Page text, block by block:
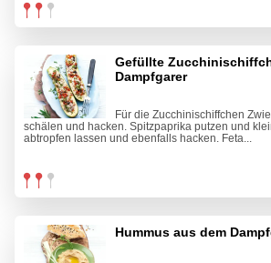
Gefüllte
Dampfgarer
Für die Zucchinischiffchen
schälen und hacken. Spitzpaprika putzen und
abtropfen lassen und ebenfalls hacken. Feta...
Hummus aus dem